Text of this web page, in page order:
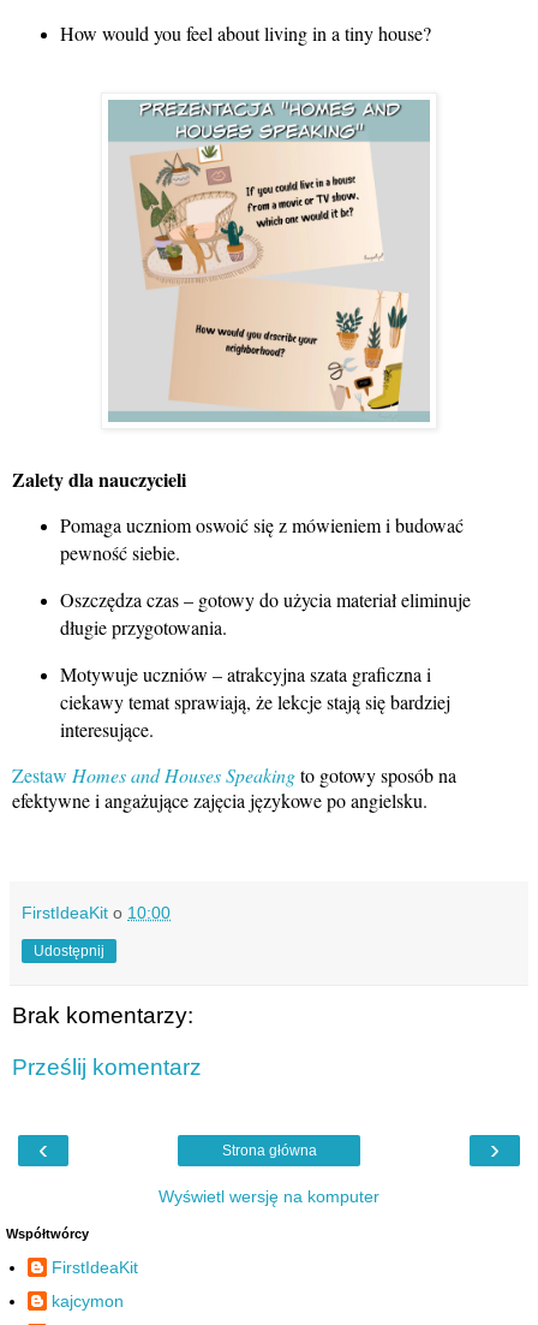
How would you feel about living in a tiny house?
Zalety dla nauczycieli
Pomaga uczniom oswoić się z mówieniem i budować
pewność siebie.
Oszczędza czas – gotowy do użycia materiał eliminuje
długie przygotowania.
Motywuje uczniów – atrakcyjna szata graficzna i
ciekawy temat sprawiają, że lekcje stają się bardziej
interesujące.
Zestaw Homes and Houses Speakingto gotowy sposób na
efektywne i angażujące zajęcia językowe po angielsku.
FirstIdeaKit o 10:00
Udostępnij
Brak komentarzy:
Prześlij komentarz
‹ ›
Strona główna
Wyświetl wersję na komputer
Współtwórcy
FirstIdeaKit
kajcymon